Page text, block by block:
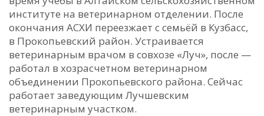
институте на ветеринарном отделении. После
окончания АСХИ переезжает с семьёй в Кузбасс,
в Прокопьевский район. Устраивается
ветеринарным врачом в совхозе «Луч», после —
работал в хозрасчетном ветеринарном
объединении Прокопьевского района. Сейчас
работает заведующим Лучшевским
ветеринарным участком.